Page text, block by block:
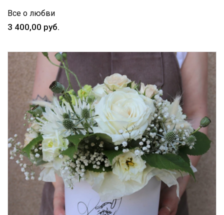
Все о любви
3 400,00 руб.